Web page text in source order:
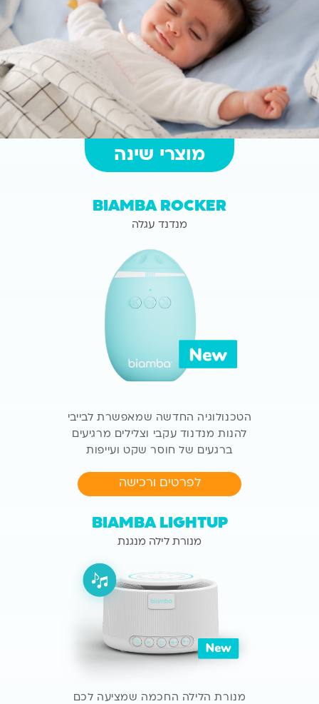
מוצרי שינה
BIAMBA ROCKER
מנדנד עגלה
הטכנולוגיה החדשה שמאפשרת לבייבי
להנות מנדנוד עקבי וצלילים מרגיעים
ברגעים של חוסר שקט ועייפות
לפרטים ורכישה
BIAMBA LIGHTUP
מנורת לילה מנגנת
מנורת הלילה החכמה שמציעה לכם